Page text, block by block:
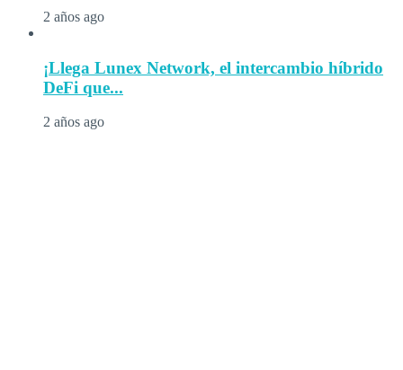
2 años ago
¡Llega Lunex Network, el intercambio híbrido
DeFi que...
2 años ago